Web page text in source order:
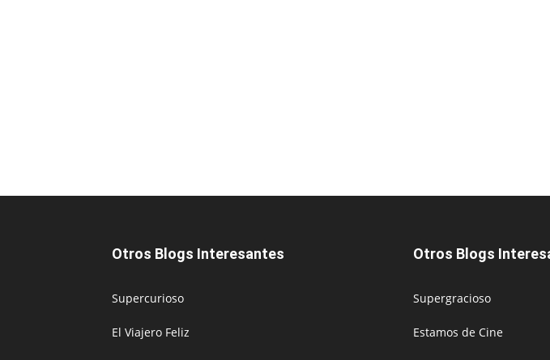
Otros Blogs Interesantes
Supercurioso
El Viajero Feliz
Otros Blogs
Supergracioso
Estamos de Cine